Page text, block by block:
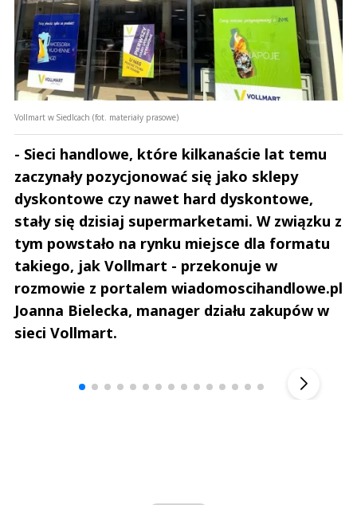
Vollmart w Siedlcach (fot. materiały prasowe)
- Sieci handlowe, które kilkanaście lat temu
zaczynały pozycjonować się jako sklepy
dyskontowe czy nawet hard dyskontowe,
stały się dzisiaj supermarketami. W związku z
tym powstało na rynku miejsce dla formatu
takiego, jak Vollmart - przekonuje w
rozmowie z portalem wiadomoscihandlowe.pl
Joanna Bielecka, manager działu zakupów w
sieci Vollmart.